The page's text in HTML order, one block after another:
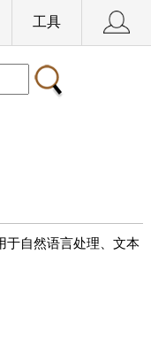
工具
于自然语言处理、文本